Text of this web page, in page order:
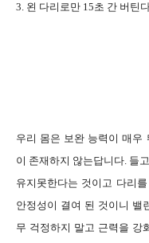
3. 왼 다리로만 15초 간 버틴
우리 몸은 보완 능력이 매우
이 존재하지 않는답니다. 들
유지못한다는 것이고 다리
안정성이 결여 된 것이니 밸
무 걱정하지 말고 근력을 강